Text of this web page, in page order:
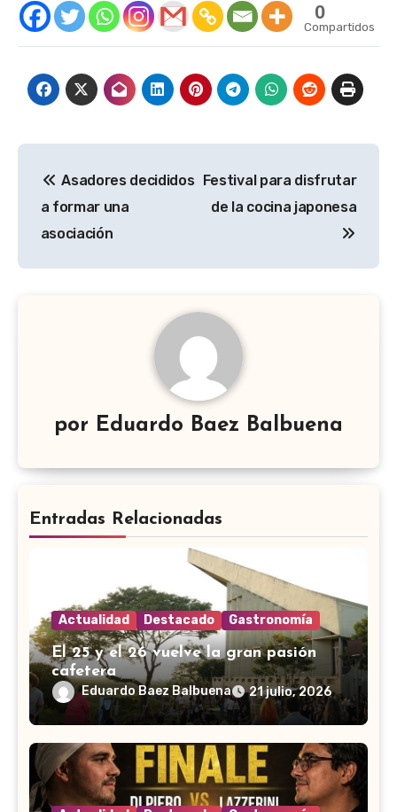
0
Compartidos
de
entradas
Asadores decididos
a formar una
asociación
Festival para disfrutar
de la cocina japonesa
por Eduardo Baez Balbuena
Entradas Relacionadas
Actualidad Destacado Gastronomía
El 25 y el 26 vuelve la gran pasión
cafetera
Eduardo Baez Balbuena 21 julio, 2026